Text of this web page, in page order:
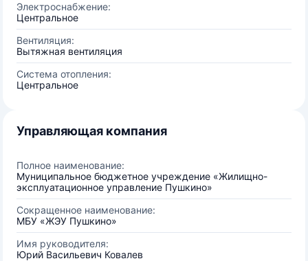
Электроснабжение:
Центральное
Вентиляция:
Вытяжная вентиляция
Система отопления:
Центральное
Управляющая компания
Полное наименование:
Муниципальное бюджетное учреждение «Жилищно-
эксплуатационное управление Пушкино»
Сокращенное наименование:
МБУ «ЖЭУ Пушкино»
Имя руководителя:
Юрий Васильевич Ковалев